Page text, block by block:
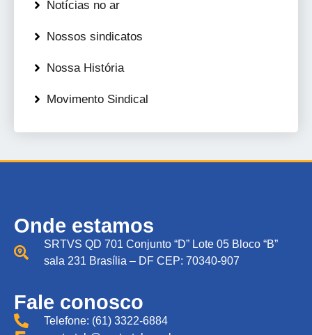
Notícias no ar
Nossos sindicatos
Nossa História
Movimento Sindical
Onde estamos
SRTVS QD 701 Conjunto “D” Lote 05 Bloco “B”
sala 231 Brasília – DF CEP: 70340-907
Fale conosco
Telefone: (61) 3322-6884